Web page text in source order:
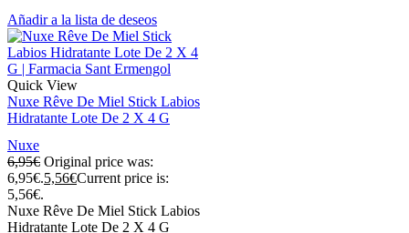
Añadir a la lista de deseos
Quick View
Nuxe Rêve De Miel Stick Labios
Hidratante Lote De 2 X 4 G
Nuxe
6,95€ Original price was:
6,95€.5,56€Current price is:
5,56€.
Nuxe Rêve De Miel Stick Labios
Hidratante Lote De 2 X 4 G